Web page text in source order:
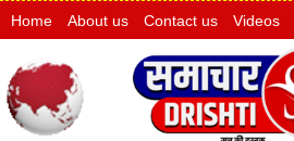
Home About us Contact us Videos